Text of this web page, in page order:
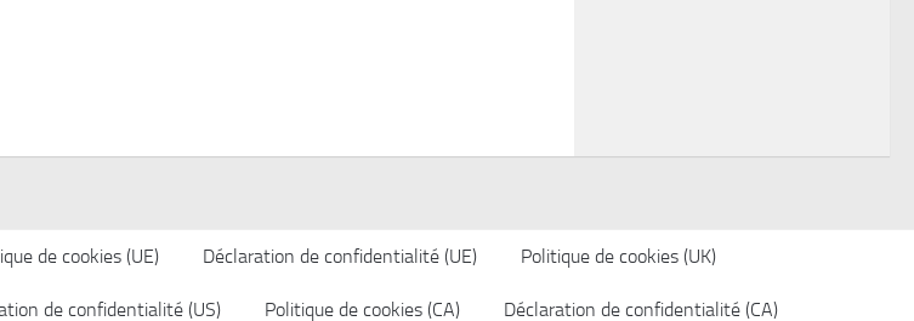
de cookies (UE) Déclaration de confidentialité (UE) Politique de cookies (UK)
de confidentialité (US) Politique de cookies (CA) Déclaration de confidentialité (CA)